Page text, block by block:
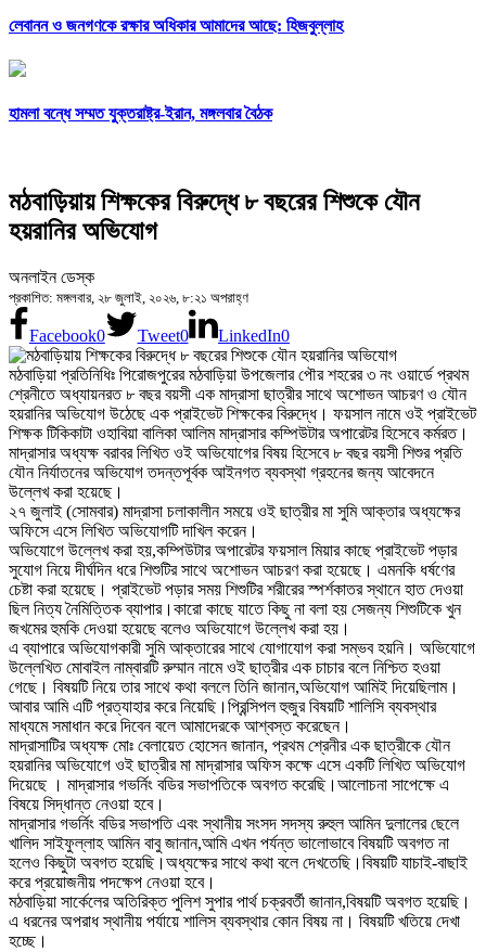
লেবানন ও জনগণকে রক্ষার অধিকার আমাদের আছে: হিজবুল্লাহ
হামলা বন্ধে সম্মত যুক্তরাষ্ট্র-ইরান, মঙ্গলবার বৈঠক
মঠবাড়িয়ায় শিক্ষকের বিরুদ্ধে ৮ বছরের শিশুকে যৌন
হয়রানির অভিযোগ
অনলাইন ডেস্ক
প্রকাশিত: মঙ্গলবার, ২৮ জুলাই, ২০২৬, ৮:২১ অপরাহ্ণ
Facebook0 Tweet0 LinkedIn0
মঠবাড়িয়া প্রতিনিধিঃ পিরোজপুরের মঠবাড়িয়া উপজেলার পৌর শহরের ৩ নং ওয়ার্ডে প্রথম
শ্রেনীতে অধ্যায়নরত ৮ বছর বয়সী এক মাদ্রাসা ছাত্রীর সাথে অশোভন আচরণ ও যৌন
হয়রানির অভিযোগ উঠেছে এক প্রাইভেট শিক্ষকের বিরুদ্ধে। ফয়সাল নামে ওই প্রাইভেট
শিক্ষক টিকিকাটা ওহাবিয়া বালিকা আলিম মাদ্রাসার কম্পিউটার অপারেটর হিসেবে কর্মরত।
মাদ্রাসার অধ্যক্ষ বরাবর লিখিত ওই অভিযোগের বিষয় হিসেবে ৮ বছর বয়সী শিশুর প্রতি
যৌন নির্যাতনের অভিযোগ তদন্তপূর্বক আইনগত ব্যবস্থা গ্রহনের জন্য আবেদনে
উল্লেখ করা হয়েছে।
২৭ জুলাই (সোমবার) মাদ্রাসা চলাকালীন সময়ে ওই ছাত্রীর মা সুমি আক্তার অধ্যক্ষের
অফিসে এসে লিখিত অভিযোগটি দাখিল করেন।
অভিযোগে উল্লেখ করা হয়,কম্পিউটার অপারেটর ফয়সাল মিয়ার কাছে প্রাইভেট পড়ার
সুযোগ নিয়ে দীর্ঘদিন ধরে শিশুটির সাথে অশোভন আচরণ করা হয়েছে। এমনকি ধর্ষণের
চেষ্টা করা হয়েছে। প্রাইভেট পড়ার সময় শিশুটির শরীরের স্পর্শকাতর স্থানে হাত দেওয়া
ছিল নিত্য নৈমিত্তিক ব্যাপার।কারো কাছে যাতে কিছু না বলা হয় সেজন্য শিশুটিকে খুন
জখমের হুমকি দেওয়া হয়েছে বলেও অভিযোগে উল্লেখ করা হয়।
এ ব্যাপারে অভিযোগকারী সুমি আক্তারের সাথে যোগাযোগ করা সম্ভব হয়নি। অভিযোগে
উল্লেখিত মোবাইল নাম্বারটি রুম্মান নামে ওই ছাত্রীর এক চাচার বলে নিশ্চিত হওয়া
গেছে। বিষয়টি নিয়ে তার সাথে কথা বললে তিনি জানান,অভিযোগ আমিই দিয়েছিলাম।
আবার আমি এটি প্রত্যাহার করে নিয়েছি।প্রিন্সিপল হুজুর বিষয়টি শালিসি ব্যবস্থার
মাধ্যমে সমাধান করে দিবেন বলে আমাদেরকে আশ্বস্ত করেছেন।
মাদ্রাসাটির অধ্যক্ষ মোঃ বেলায়েত হোসেন জানান, প্রথম শ্রেনীর এক ছাত্রীকে যৌন
হয়রানির অভিযোগে ওই ছাত্রীর মা মাদ্রাসার অফিস কক্ষে এসে একটি লিখিত অভিযোগ
দিয়েছে । মাদ্রাসার গভর্নিং বডির সভাপতিকে অবগত করেছি।আলোচনা সাপেক্ষে এ
বিষয়ে সিদ্ধান্ত নেওয়া হবে।
মাদ্রাসার গভর্নিং বডির সভাপতি এবং স্থানীয় সংসদ সদস্য রুহুল আমিন দুলালের ছেলে
খালিদ সাইফুল্লাহ আমিন বাবু জানান,আমি এখন পর্যন্ত ভালোভাবে বিষয়টি অবগত না
হলেও কিছুটা অবগত হয়েছি।অধ্যক্ষের সাথে কথা বলে দেখতেছি।বিষয়টি যাচাই-বাছাই
করে প্রয়োজনীয় পদক্ষেপ নেওয়া হবে।
মঠবাড়িয়া সার্কেলের অতিরিক্ত পুলিশ সুপার পার্থ চক্রবর্তী জানান,বিষয়টি অবগত হয়েছি।
এ ধরনের অপরাধ স্থানীয় পর্যায়ে শালিস ব্যবস্থার কোন বিষয় না। বিষয়টি খতিয়ে দেখা
হচ্ছে।